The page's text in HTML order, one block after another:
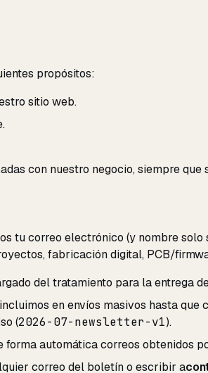
propósitos:
sitio web.
con nuestro negocio, siempre que
tu correo electrónico (y nombre
fabricación digital, PCB/
del tratamiento para la entrega
en envíos masivos hasta
(2026-07-newsletter-v1).
forma automática correos obtenidos
correo del boletín o escribir a